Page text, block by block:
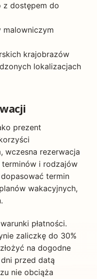
z dostępem do
malowniczym
krajobrazów
lokalizacjach
prezent
wczesna rezerwacja
terminów i rodzajów
termin
wakacyjnych,
płatności.
zaliczkę do 30%
na dogodne
przed datą
nie obciąża